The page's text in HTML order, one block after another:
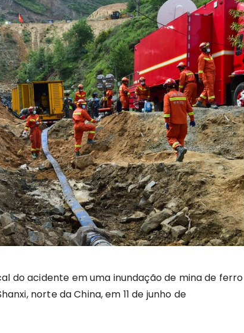
do acidente em uma inundação de mina de ferro
norte da China, em 11 de junho de